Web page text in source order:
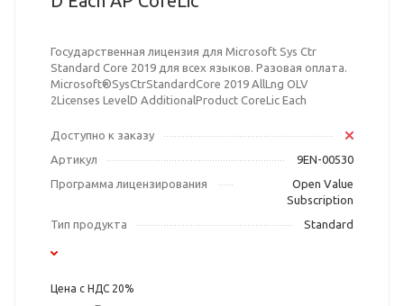
Государственная лицензия для Microsoft Sys Ctr
Standard Core 2019 для всех языков. Разовая оплата.
Microsoft®SysCtrStandardCore 2019 AllLng OLV
2Licenses LevelD AdditionalProduct CoreLic Each
Доступно к заказу
Артикул
9EN-00530
Программа лицензирования
Open Value
Subscription
Тип продукта
Standard
Цена с НДС 20%